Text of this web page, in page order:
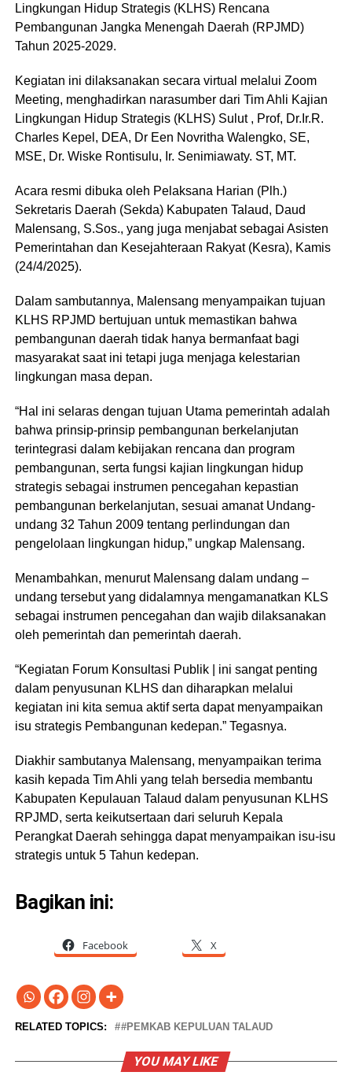
Lingkungan Hidup Strategis (KLHS) Rencana
Pembangunan Jangka Menengah Daerah (RPJMD)
Tahun 2025-2029.
Kegiatan ini dilaksanakan secara virtual melalui Zoom
Meeting, menghadirkan narasumber dari Tim Ahli Kajian
Lingkungan Hidup Strategis (KLHS) Sulut , Prof, Dr.Ir.R.
Charles Kepel, DEA, Dr Een Novritha Walengko, SE,
MSE, Dr. Wiske Rontisulu, Ir. Senimiawaty. ST, MT.
Acara resmi dibuka oleh Pelaksana Harian (Plh.)
Sekretaris Daerah (Sekda) Kabupaten Talaud, Daud
Malensang, S.Sos., yang juga menjabat sebagai Asisten
Pemerintahan dan Kesejahteraan Rakyat (Kesra), Kamis
(24/4/2025).
Dalam sambutannya, Malensang menyampaikan tujuan
KLHS RPJMD bertujuan untuk memastikan bahwa
pembangunan daerah tidak hanya bermanfaat bagi
masyarakat saat ini tetapi juga menjaga kelestarian
lingkungan masa depan.
“Hal ini selaras dengan tujuan Utama pemerintah adalah
bahwa prinsip-prinsip pembangunan berkelanjutan
terintegrasi dalam kebijakan rencana dan program
pembangunan, serta fungsi kajian lingkungan hidup
strategis sebagai instrumen pencegahan kepastian
pembangunan berkelanjutan, sesuai amanat Undang-
undang 32 Tahun 2009 tentang perlindungan dan
pengelolaan lingkungan hidup,” ungkap Malensang.
Menambahkan, menurut Malensang dalam undang –
undang tersebut yang didalamnya mengamanatkan KLS
sebagai instrumen pencegahan dan wajib dilaksanakan
oleh pemerintah dan pemerintah daerah.
“Kegiatan Forum Konsultasi Publik | ini sangat penting
dalam penyusunan KLHS dan diharapkan melalui
kegiatan ini kita semua aktif serta dapat menyampaikan
isu strategis Pembangunan kedepan.” Tegasnya.
Diakhir sambutanya Malensang, menyampaikan terima
kasih kepada Tim Ahli yang telah bersedia membantu
Kabupaten Kepulauan Talaud dalam penyusunan KLHS
RPJMD, serta keikutsertaan dari seluruh Kepala
Perangkat Daerah sehingga dapat menyampaikan isu-isu
strategis untuk 5 Tahun kedepan.
Bagikan ini:
Facebook X
RELATED TOPICS: #PEMKAB KEPULUAN TALAUD
YOU MAY LIKE